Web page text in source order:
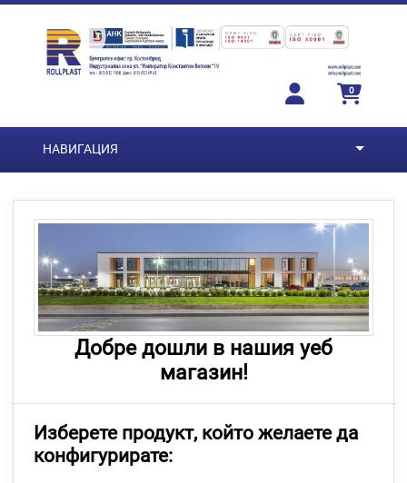
Преминете към основното съдържание
0
НАВИГАЦИЯ
Добре дошли в нашия уеб
магазин!
Изберете продукт, който желаете да
конфигурирате: